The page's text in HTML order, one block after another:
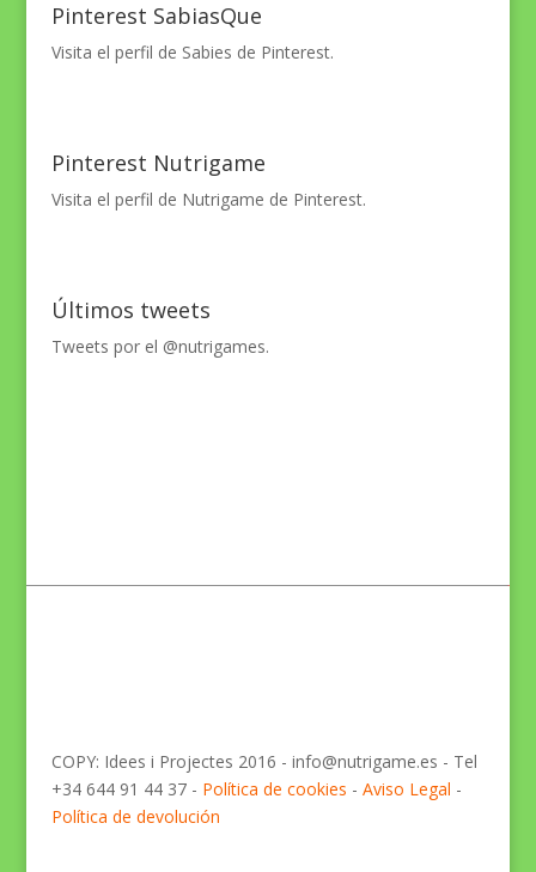
Pinterest SabiasQue
Visita el perfil de Sabies de Pinterest.
Pinterest Nutrigame
Visita el perfil de Nutrigame de Pinterest.
Últimos tweets
Tweets por el @nutrigames.
COPY: Idees i Projectes 2016 - info@nutrigame.es - Tel
+34 644 91 44 37 - Política de cookies - Aviso Legal -
Política de devolución